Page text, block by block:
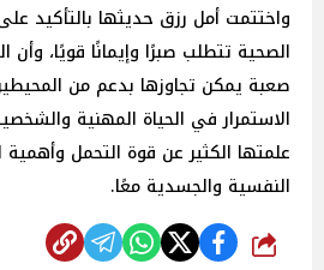
واختتمت أمل رزق حديثها بالتأكيد
الصحية تتطلب صبرًا وإيمانًا قويًا، وأن
صعبة يمكن تجاوزها بدعم من
الاستمرار في الحياة المهنية
علمتها الكثير عن قوة التحمل وأهمية
النفسية والجسدية معًا.
شارك